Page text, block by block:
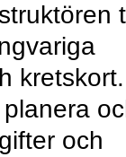
kretskort.
och